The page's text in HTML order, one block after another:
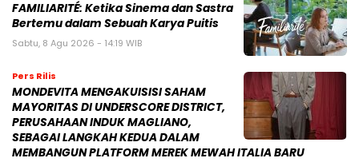
FAMILIARITÉ: Ketika Sinema dan Sastra
Bertemu dalam Sebuah Karya Puitis
Sabtu, 8 Agu 2026 - 14:19 WIB
Pers Rilis
MONDEVITA MENGAKUISISI SAHAM
MAYORITAS DI UNDERSCORE DISTRICT,
PERUSAHAAN INDUK MAGLIANO,
SEBAGAI LANGKAH KEDUA DALAM
MEMBANGUN PLATFORM MEREK MEWAH ITALIA BARU